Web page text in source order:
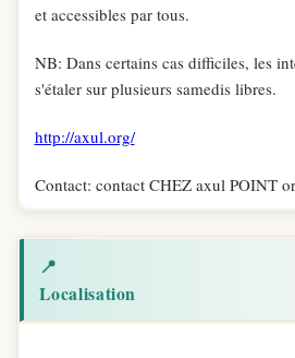
et accessibles par tous.
NB: Dans certains cas difficiles, les
s'étaler sur plusieurs samedis libres.
http://axul.org/
Contact: contact CHEZ axul POINT
📍
Localisation